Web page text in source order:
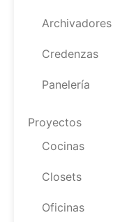
Archivadores
Credenzas
Panelería
Proyectos
Cocinas
Closets
Oficinas